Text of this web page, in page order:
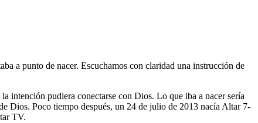
a punto de nacer. Escuchamos con claridad una instrucción de
intención pudiera conectarse con Dios. Lo que iba a nacer sería
Dios. Poco tiempo después, un 24 de julio de 2013 nacía Altar 7-
TV.